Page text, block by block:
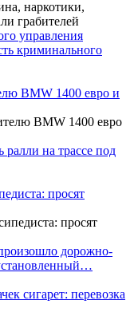
управления
криминального
BMW 1400 евро и
на трассе под
просят
дорожно-
сигарет: перевозка